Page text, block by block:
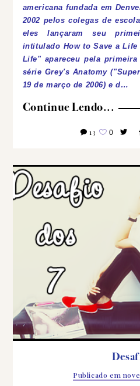
americana fundada em
2002 pelos colegas de
eles lançaram seu
intitulado How to Save a Life
Life" apareceu pela
série Grey's Anatomy
19 de março de 2006) e d…
Continue Lendo...
13 0
Publicado em